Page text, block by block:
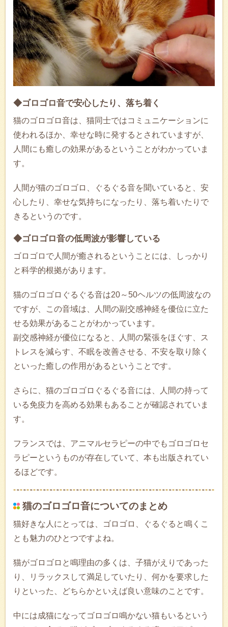
◆ゴロゴロ音で安心したり、落ち着く
猫のゴロゴロ音は、猫同士ではコミュニケーションに
使われるほか、幸せな時に発するとされていますが、
人間にも癒しの効果があるということがわかっていま
す。
人間が猫のゴロゴロ、ぐるぐる音を聞いていると、安
心したり、幸せな気持ちになったり、落ち着いたりで
きるというのです。
◆ゴロゴロ音の低周波が影響している
ゴロゴロで人間が癒されるということには、しっかり
と科学的根拠があります。
猫のゴロゴロぐるぐる音は20～50ヘルツの低周波なの
ですが、この音域は、人間の副交感神経を優位に立た
せる効果があることがわかっています。
副交感神経が優位になると、人間の緊張をほぐす、ス
トレスを減らす、不眠を改善させる、不安を取り除く
といった癒しの作用があるということです。
さらに、猫のゴロゴロぐるぐる音には、人間の持って
いる免疫力を高める効果もあることが確認されていま
す。
フランスでは、アニマルセラピーの中でもゴロゴロセ
ラピーというものが存在していて、本も出版されてい
るほどです。
猫のゴロゴロ音についてのまとめ
猫好きな人にとっては、ゴロゴロ、ぐるぐると鳴くこ
とも魅力のひとつですよね。
猫がゴロゴロと鳴理由の多くは、子猫がえりであった
り、リラックスして満足していたり、何かを要求した
りといった、どちらかといえば良い意味のことです。
中には成猫になってゴロゴロ鳴かない猫もいるという